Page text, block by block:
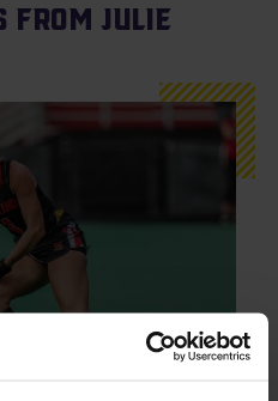
from Julie